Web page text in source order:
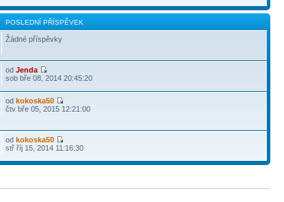
POSLEDNÍ PŘÍSPĚVEK
Žádné příspěvky
odJenda
sob bře 08, 2014 20:45:20
odkokoska50
čtv bře 05, 2015 12:21:00
odkokoska50
stř říj 15, 2014 11:16:30